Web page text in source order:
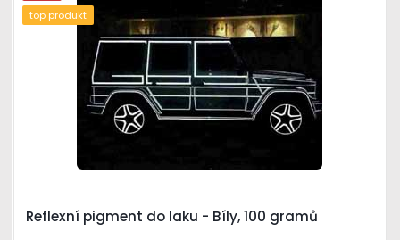
Reflexní pigment do laku - Bíly, 100 gramů
top produkt